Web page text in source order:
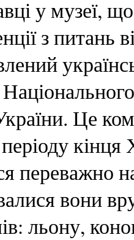
у музеї,
з питань
Це
переважно
вони
льону,